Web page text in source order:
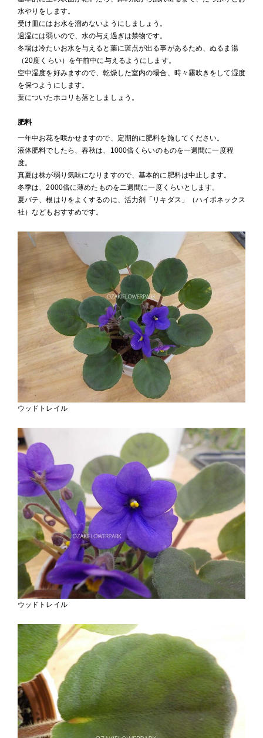
水やりをします。
受け皿にはお水を溜めないようにしましょう。
過湿には弱いので、水の与え過ぎは禁物です。
冬場は冷たいお水を与えると葉に斑点が出る事があるため、ぬるま湯
（20度くらい）を午前中に与えるようにします。
空中湿度を好みますので、乾燥した室内の場合、時々霧吹きをして湿度
を保つようにします。
葉についたホコリも落としましょう。
肥料
一年中お花を咲かせますので、定期的に肥料を施してください。
液体肥料でしたら、春秋は、1000倍くらいのものを一週間に一度程
度。
真夏は株が弱り気味になりますので、基本的に肥料は中止します。
冬季は、2000倍に薄めたものを二週間に一度くらいとします。
夏バテ、根はりをよくするのに、活力剤「リキダス」（ハイポネックス
社）などもおすすめです。
ウッドトレイル
ウッドトレイル